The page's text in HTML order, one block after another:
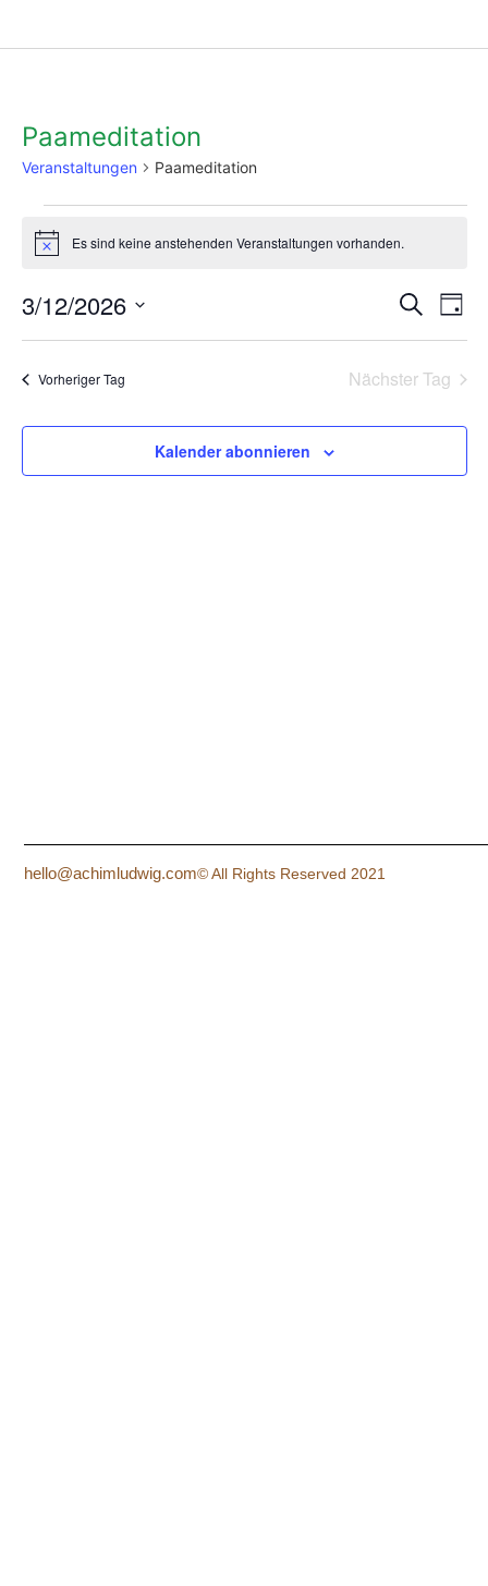
Paameditation
Veranstaltungen Paameditation
HinweisEs sind keine anstehenden Veranstaltungen vorhanden.
und
SucheTag
3/12/2026
wählen.
Vorheriger Tag Nächster Tag
Kalender abonnieren
hello@achimludwig.com© All Rights Reserved 2021